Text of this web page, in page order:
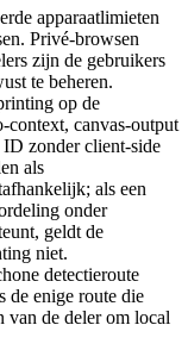
apparaatlimieten
Privé-browsen
zijn de gebruikers
te beheren.
op de
context, canvas-output
ID zonder client-side
als
als een
onder
geldt de
niet.
detectieroute
de enige route die
van de deler om local